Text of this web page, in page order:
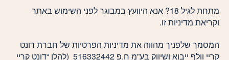
מתחת לגיל 18? אנא היוועץ במבוגר לפני השימוש באתר
וקריאת מדיניות זו.
המסמך שלפניך מהווה את מדיניות הפרטיות של חברת דונט
קריי וולף ייבוא ושיווק בע”מ ח.פ 516332442 (להלן “דונט קריי